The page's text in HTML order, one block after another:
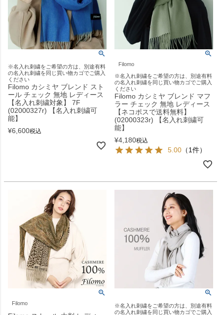
※名入れ刺繍をご希望の方は、別途有料
の名入れ刺繍を同じ買い物カゴでご購入
ください
Filomo カシミヤ ブレンド スト
ール チェック 無地 レディース
【名入れ刺繍対象】 7F
(02000327r) 【名入れ刺繍可
能】
¥6,600税込
Filomo
※名入れ刺繍をご希望の方は、別途有料
の名入れ刺繍を同じ買い物カゴでご購入
ください
Filomo カシミヤ ブレンド マフ
ラー チェック 無地 レディース
【ネコポスで送料無料】
(02000323r) 【名入れ刺繍可
能】
¥4,180税込
5.00 （1件）
Filomo
※名入れ刺繍をご希望の方は、別途有料
の名入れ刺繍を同じ買い物カゴでご購入